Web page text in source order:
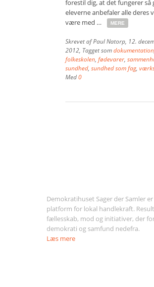
Politikker og vedtægter
forestil dig, at det fungerer så
eleverne anbefaler alle deres
være med …
MERE
Skrevet afPaul Natorp, 12.
2012, Tagget somdokumentation
folkeskolen, fødevarer,
sundhed, sundhed som fag,
Med0
Demokratihuset Sager der Samler er
platform for lokal handlekraft.
fællesskab, mod og initiativer, der
demokrati og samfund nedefra.
Læs mere